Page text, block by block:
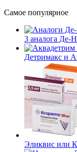
Самое популярное
3 аналога Де-
Детримакс и
Эликвис или